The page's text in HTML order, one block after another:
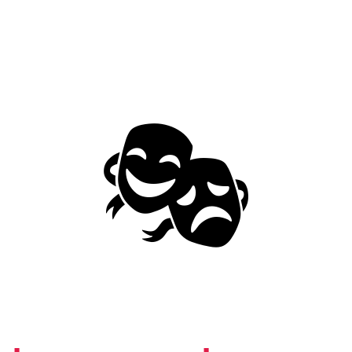
את החבילה שלנו כנגד אובדן או נזק ואינו קשור כלל למס על
אם בחרנו לעשות את ביטוח מס חשוב לדעת שאין טעם לשלם עבורו אם
ביחס למחיר שנשלם בעבור ביטוח מס.